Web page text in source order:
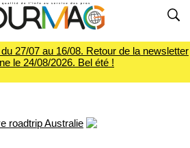
27/07 au 16/08. Retour de la newsletter
le 24/08/2026. Bel été !